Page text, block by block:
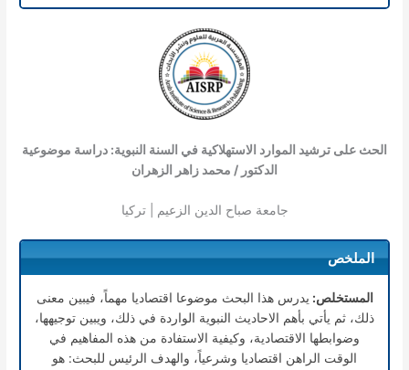
الحث على ترشيد الموارد الاستهلاكية في السنة النبوية: دراسة موضوعية
الدكتور / محمد زاهر الزهران
جامعة صباح الدين الزعيم | تركيا
الملخص
المستخلص: يدرس هذا البحث موضوعا اقتصاديا مهماً، فيبين معنى
ذلك، ثم يأتي بأهم الاحاديث النبوية الواردة في ذلك، ويبين توجيهها،
وضوابطها الاقتصادية، وكيفية الاستفادة من هذه المفاهيم في
الوقت الراهن اقتصاديا وشرعياً، والهدف الرئيس للبحث: هو